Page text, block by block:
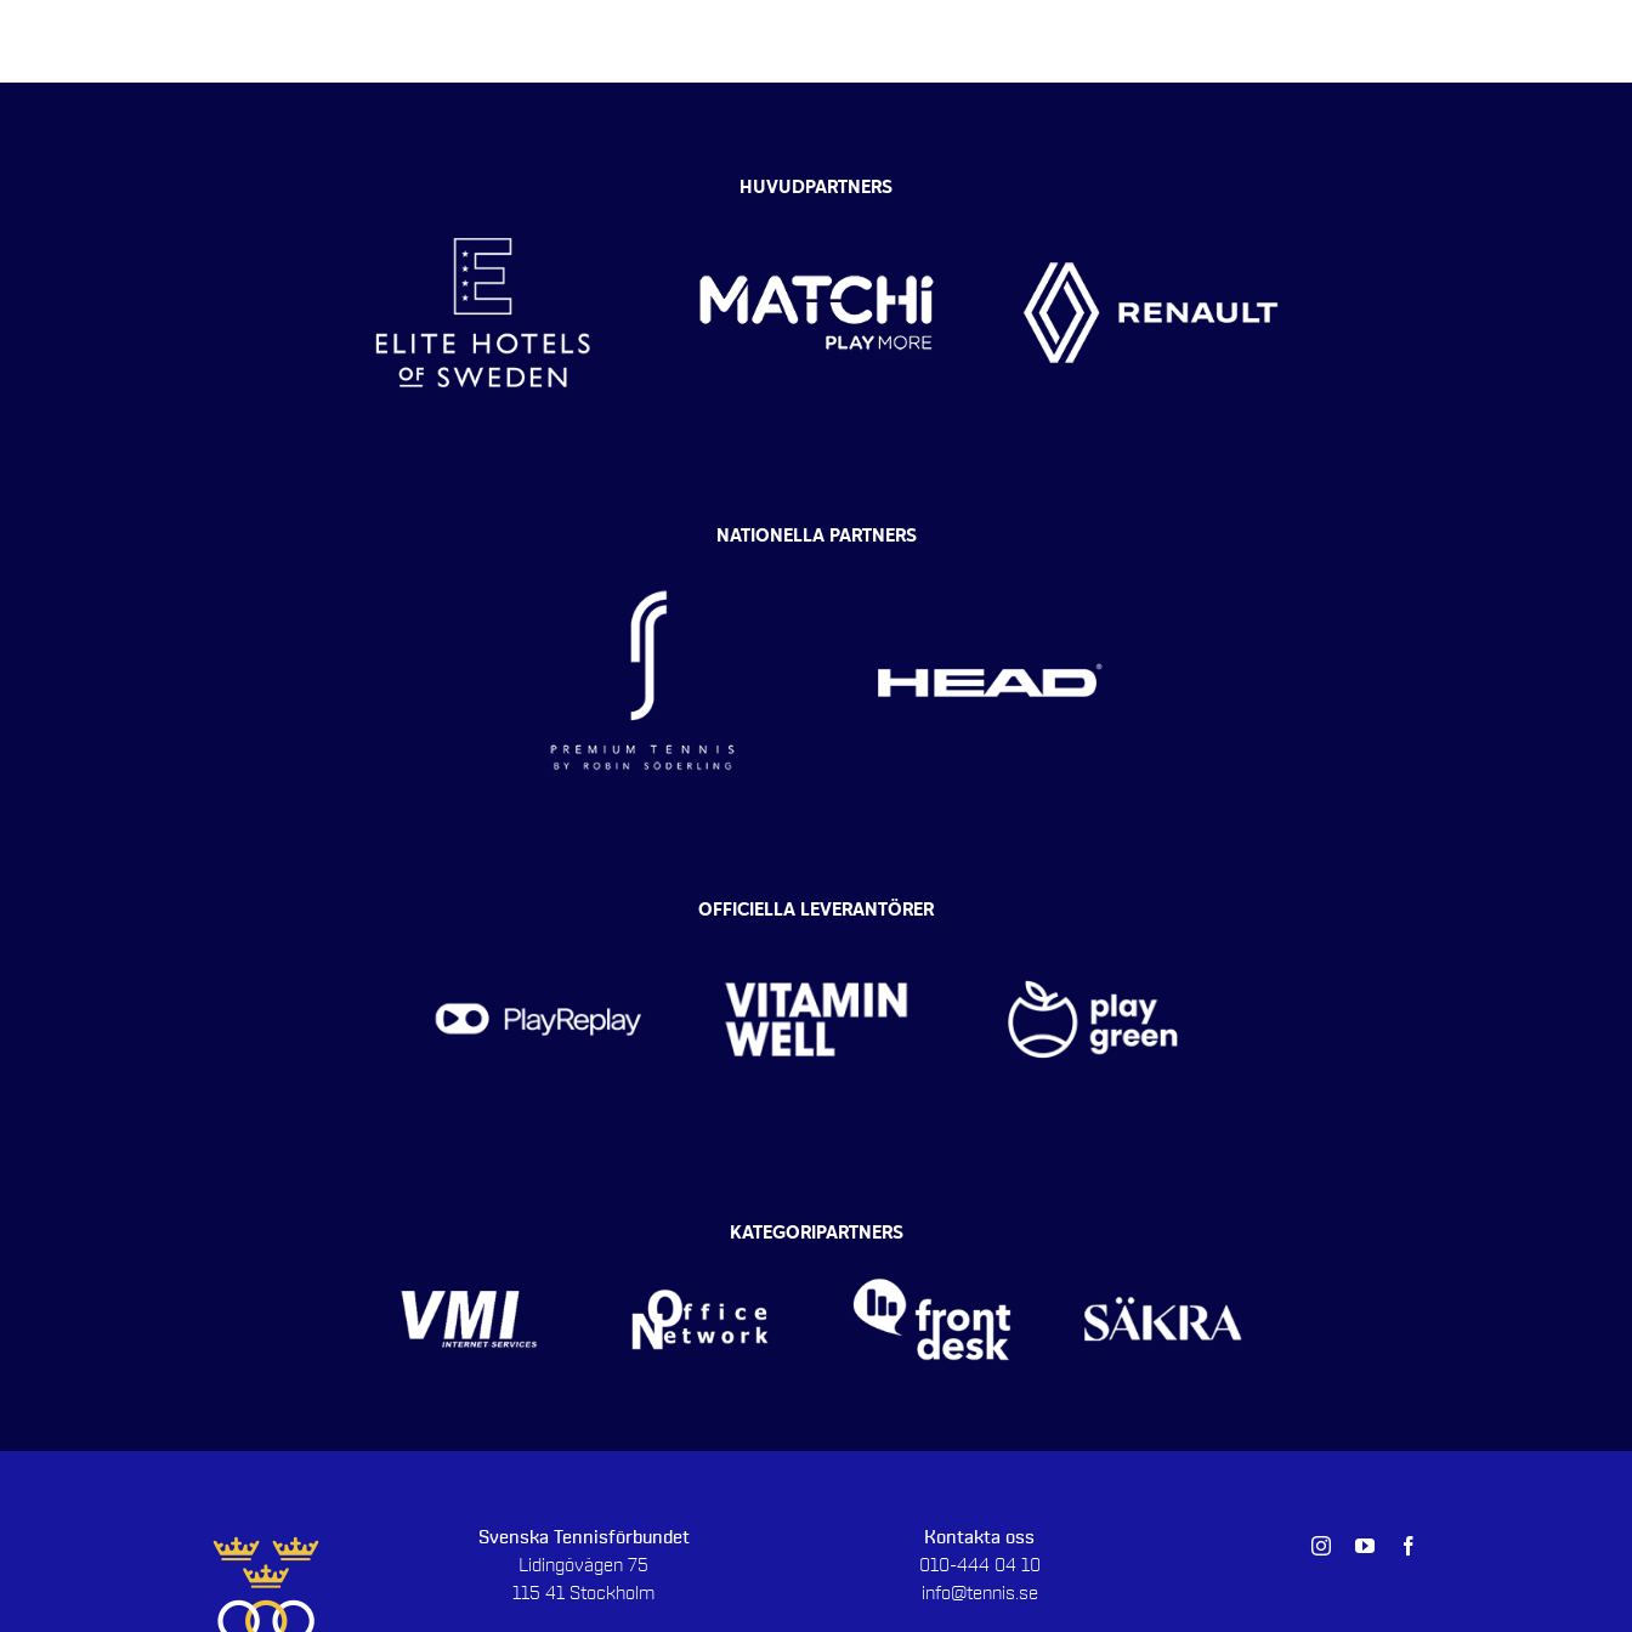
HUVUDPARTNERS
NATIONELLA PARTNERS
OFFICIELLA LEVERANTÖRER
KATEGORIPARTNERS
Svenska Tennisförbundet
Lidingövägen 75
115 41 Stockholm
Kontakta oss
010-444 04 10
info@tennis.se